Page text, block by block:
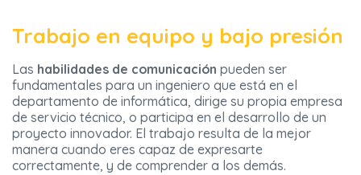
Trabajo en equipo y bajo presión
Las habilidades de comunicación pueden ser
fundamentales para un ingeniero que está en el
departamento de informática, dirige su propia empresa
de servicio técnico, o participa en el desarrollo de un
proyecto innovador. El trabajo resulta de la mejor
manera cuando eres capaz de expresarte
correctamente, y de comprender a los demás.